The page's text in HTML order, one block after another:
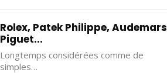
Rolex, Patek Philippe, Audemars
Piguet...
Longtemps considérées comme de
simples…